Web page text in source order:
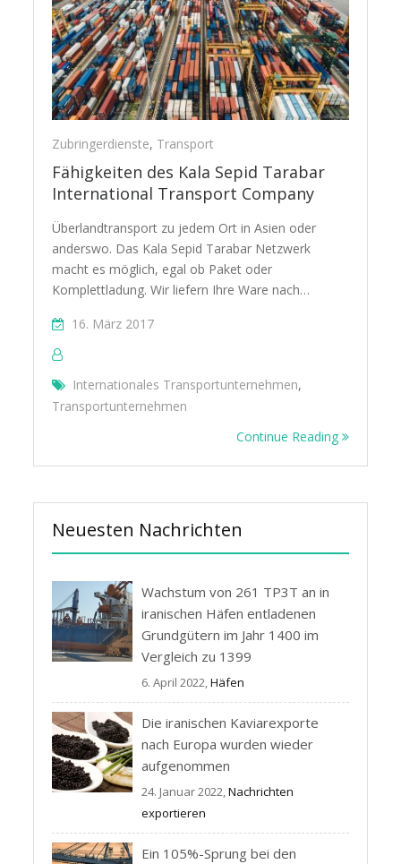
Zubringerdienste, Transport
Fähigkeiten des Kala Sepid Tarabar
International Transport Company
Überlandtransport zu jedem Ort in Asien oder
anderswo. Das Kala Sepid Tarabar Netzwerk
macht es möglich, egal ob Paket oder
Komplettladung. Wir liefern Ihre Ware nach…
16. März 2017
Internationales Transportunternehmen,
Transportunternehmen
Continue Reading
Neuesten Nachrichten
Wachstum von 261 TP3T an in
iranischen Häfen entladenen
Grundgütern im Jahr 1400 im
Vergleich zu 1399
6. April 2022,Häfen
Die iranischen Kaviarexporte
nach Europa wurden wieder
aufgenommen
24. Januar 2022,Nachrichten
exportieren
Ein 105%-Sprung bei den